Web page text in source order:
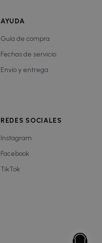
AYUDA
Guía de compra
Fechas de servicio
Envío y entrega
REDES SOCIALES
Instagram
Facebook
TikTok